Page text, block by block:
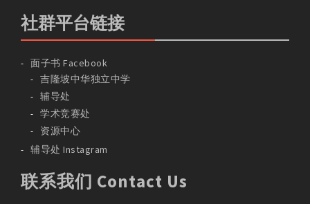
社群平台链接
面子书 Facebook
吉隆坡中华独立中学
辅导处
学术竞赛处
资源中心
辅导处 Instagram
联系我们 Contact Us